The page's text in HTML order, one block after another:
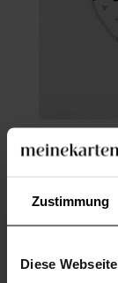
Zustimmung
Diese